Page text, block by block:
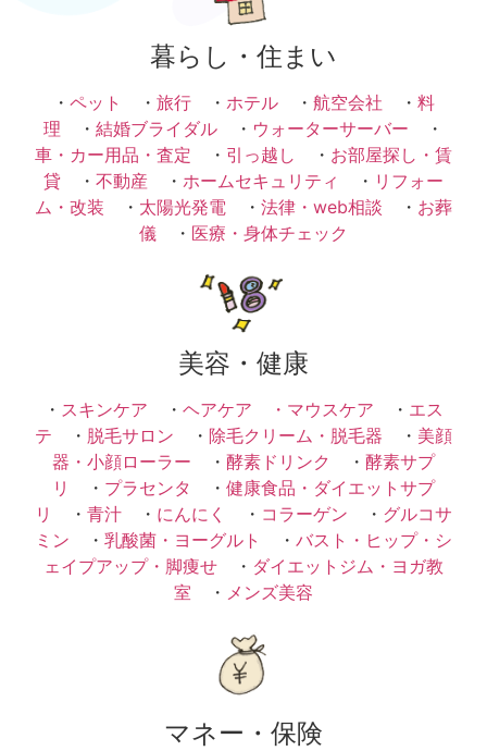
暮らし・住まい
・ ペット ・ 旅行 ・ ホテル ・ 航空会社 ・ 料
理 ・ 結婚ブライダル ・ ウォーターサーバー ・
車・カー用品・査定 ・ 引っ越し ・ お部屋探し・賃
貸 ・ 不動産 ・ ホームセキュリティ ・ リフォー
ム・改装 ・ 太陽光発電 ・ 法律・web相談 ・ お葬
儀 ・ 医療・身体チェック
美容・健康
・ スキンケア ・ ヘアケア ・ マウスケア ・ エス
テ ・ 脱毛サロン ・ 除毛クリーム・脱毛器 ・ 美顔
器・小顔ローラー ・ 酵素ドリンク ・ 酵素サプ
リ
・ プラセンタ ・ 健康食品・ダイエットサプ
リ
・ 青汁 ・ にんにく ・ コラーゲン ・ グルコサ
ミン ・ 乳酸菌・ヨーグルト ・ バスト・ヒップ・シ
ェイプアップ・脚痩せ ・ ダイエットジム・ヨガ教
室 ・ メンズ美容
マネー・保険